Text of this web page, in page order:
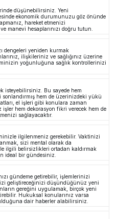
düşünebilirsiniz. Yeni
ekonomik durumunuzu göz önünde
hareket etmenizi
manevi hesaplarınızı doğru tutun.
dengeleri yeniden kurmak
ilişkileriniz ve sağlığınız üzerine
yoğunluğuna sağlık kontrollerinizi
isteyebilirsiniz. Bu sayede hem
hem de üzerinizdeki yükü
el işleri gibi konulara zaman
işler hem dekorasyon fikri verecek hem de
sağlayacaktır.
ilgilenmeniz gerekebilir. Vaktinizi
sizi mental olarak da
ilgili belirsizlikleri ortadan kaldırmak
ideal bir gündesiniz.
gündeme getirebilir, işlemlerinizi
geliştireceğinizi düşündüğünüz yeni
gereğini uygulamak, birçok yeni
Hukuksal konularınız varsa
dair haberler alabilirsiniz.